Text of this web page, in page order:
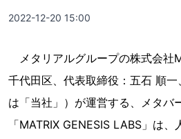
2022-12-20 15:00
メタリアルグループの株式会社
千代田区、代表取締役：五石 順一
は「当社」）が運営する、メタバ
「MATRIX GENESIS LABS」は